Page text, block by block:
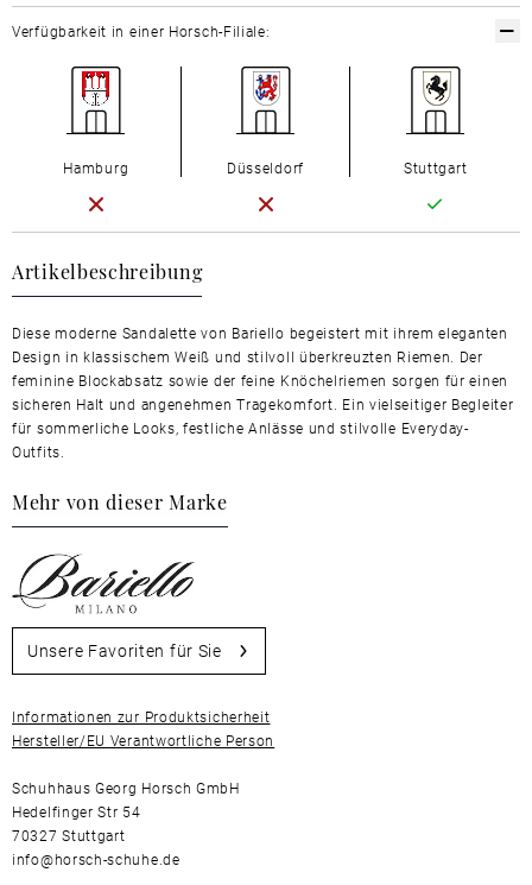
Artikelbeschreibung
Diese moderne Sandalette von Bariello begeistert mit ihrem eleganten
Design in klassischem Weiß und stilvoll überkreuzten Riemen. Der
feminine Blockabsatz sowie der feine Knöchelriemen sorgen für einen
sicheren Halt und angenehmen Tragekomfort. Ein vielseitiger Begleiter
für sommerliche Looks, festliche Anlässe und stilvolle Everyday-
Outfits.
Mehr von dieser Marke
Unsere Favoriten für Sie
Informationen zur Produktsicherheit
Hersteller/EU Verantwortliche Person
Schuhhaus Georg Horsch GmbH
Hedelfinger Str 54
70327 Stuttgart
info@horsch-schuhe.de
Verfügbarkeit in einer Horsch-Filiale:
Hamburg Düsseldorf Stuttgart